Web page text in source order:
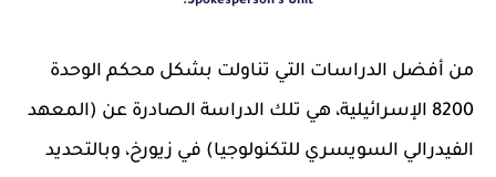
من أفضل الدراسات التي تناولت بشكل محكم الوحدة
8200 الإسرائيلية، هي تلك الدراسة الصادرة عن (المعهد
الفيدرالي السويسري للتكنولوجيا) في زيورخ، وبالتحديد